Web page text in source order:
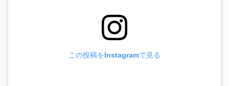
この投稿をInstagramで見る